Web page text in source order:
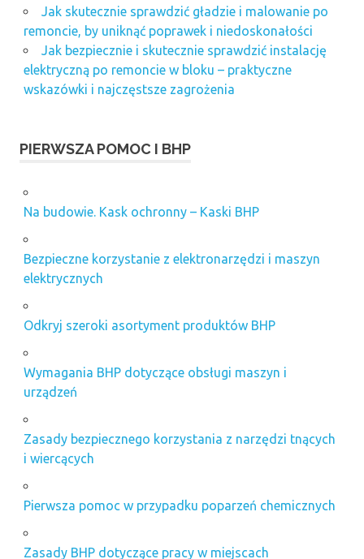
Jak skutecznie sprawdzić gładzie i malowanie po
remoncie, by uniknąć poprawek i niedoskonałości
Jak bezpiecznie i skutecznie sprawdzić instalację
elektryczną po remoncie w bloku – praktyczne
wskazówki i najczęstsze zagrożenia
PIERWSZA POMOC I BHP
Na budowie. Kask ochronny – Kaski BHP
Bezpieczne korzystanie z elektronarzędzi i maszyn
elektrycznych
Odkryj szeroki asortyment produktów BHP
Wymagania BHP dotyczące obsługi maszyn i
urządzeń
Zasady bezpiecznego korzystania z narzędzi tnących
i wiercących
Pierwsza pomoc w przypadku poparzeń chemicznych
Zasady BHP dotyczące pracy w miejscach